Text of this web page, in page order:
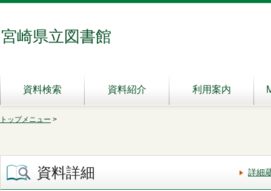
宮崎県立図書館
資料検索 資料紹介 利用案内
トップメニュー >
資料詳細 詳細